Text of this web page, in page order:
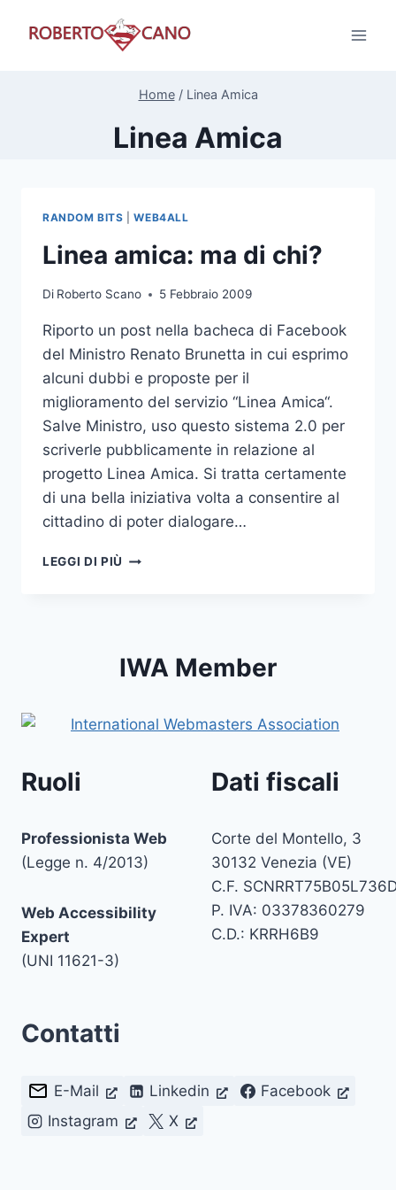
Home / Linea Amica
Linea Amica
RANDOM BITS |WEB4ALL
Linea amica: ma di chi?
Di Roberto Scano 5 Febbraio 2009
Riporto un post nella bacheca di Facebook
del Ministro Renato Brunetta in cui esprimo
alcuni dubbi e proposte per il
miglioramento del servizio “Linea Amica“.
Salve Ministro, uso questo sistema 2.0 per
scriverle pubblicamente in relazione al
progetto Linea Amica. Si tratta certamente
di una bella iniziativa volta a consentire al
cittadino di poter dialogare…
LEGGI DI PIÙ LINEA
IWA Member
Ruoli
Professionista Web
(Legge n. 4/2013)
Web Accessibility
Expert
(UNI 11621-3)
Dati fiscali
Corte del Montello, 3
30132 Venezia (VE)
C.F.
P. IVA: 03378360279
C.D.: KRRH6B9
Contatti
E-Mail Linkedin
Facebook
Instagram
X